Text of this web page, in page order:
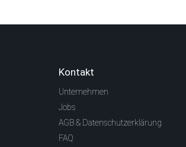
Kontakt
Unternehmen
Jobs
AGB & Datenschutzerklärung
FAQ